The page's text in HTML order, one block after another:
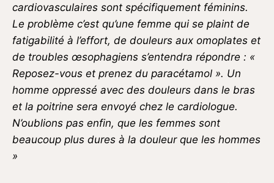
cardiovasculaires sont spécifiquement féminins.
Le problème c’est qu’une femme qui se plaint de
fatigabilité à l’effort, de douleurs aux omoplates et
de troubles œsophagiens s’entendra répondre : «
Reposez-vous et prenez du paracétamol ». Un
homme oppressé avec des douleurs dans le bras
et la poitrine sera envoyé chez le cardiologue.
N’oublions pas enfin, que les femmes sont
beaucoup plus dures à la douleur que les hommes
»